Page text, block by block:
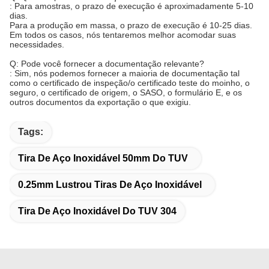
: Para amostras, o prazo de execução é aproximadamente 5-10
dias.
Para a produção em massa, o prazo de execução é 10-25 dias.
Em todos os casos, nós tentaremos melhor acomodar suas
necessidades.
Q: Pode você fornecer a documentação relevante?
: Sim, nós podemos fornecer a maioria de documentação tal
como o certificado de inspeção/o certificado teste do moinho, o
seguro, o certificado de origem, o SASO, o formulário E, e os
outros documentos da exportação o que exigiu.
Tags:
Tira De Aço Inoxidável 50mm Do TUV
0.25mm Lustrou Tiras De Aço Inoxidável
Tira De Aço Inoxidável Do TUV 304